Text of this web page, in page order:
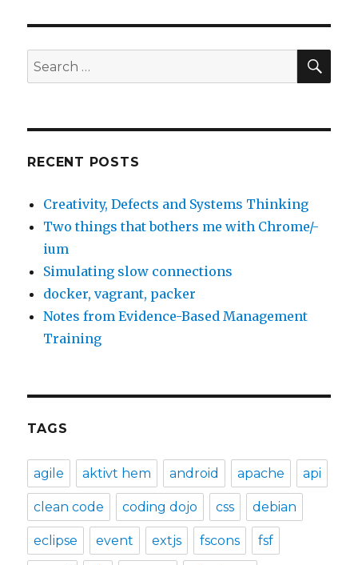
Search
for:
RECENT POSTS
Creativity, Defects and Systems Thinking
Two things that bothers me with Chrome/-
ium
Simulating slow connections
docker, vagrant, packer
Notes from Evidence-Based Management
Training
TAGS
agile aktivt hem android apache api
clean code coding dojo css debian
eclipse event extjs fscons fsf